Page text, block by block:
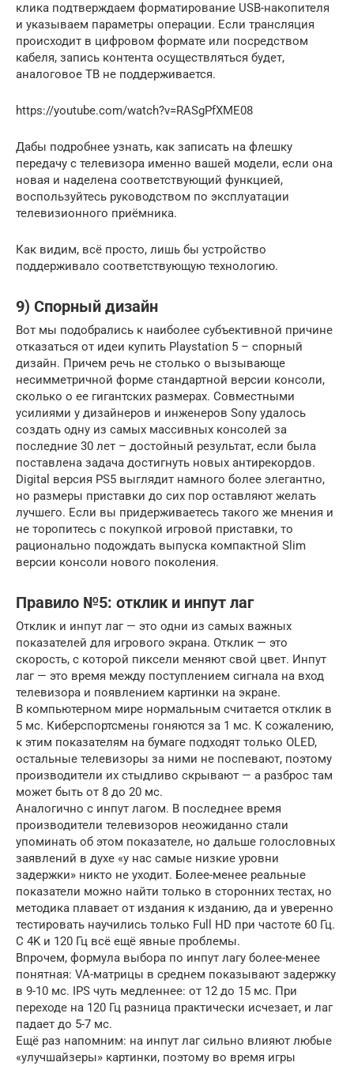
клика подтверждаем форматирование USB-накопителя
и указываем параметры операции. Если трансляция
происходит в цифровом формате или посредством
кабеля, запись контента осуществляться будет,
аналоговое ТВ не поддерживается.
https://youtube.com/watch?v=RASgPfXME08
Дабы подробнее узнать, как записать на флешку
передачу с телевизора именно вашей модели, если она
новая и наделена соответствующий функцией,
воспользуйтесь руководством по эксплуатации
телевизионного приёмника.
Как видим, всё просто, лишь бы устройство
поддерживало соответствующую технологию.
9) Спорный дизайн
Вот мы подобрались к наиболее субъективной причине
отказаться от идеи купить Playstation 5 – спорный
дизайн. Причем речь не столько о вызывающе
несимметричной форме стандартной версии консоли,
сколько о ее гигантских размерах. Совместными
усилиями у дизайнеров и инженеров Sony удалось
создать одну из самых массивных консолей за
последние 30 лет – достойный результат, если была
поставлена задача достигнуть новых антирекордов.
Digital версия PS5 выглядит намного более элегантно,
но размеры приставки до сих пор оставляют желать
лучшего. Если вы придерживаетесь такого же мнения и
не торопитесь с покупкой игровой приставки, то
рационально подождать выпуска компактной Slim
версии консоли нового поколения.
Правило №5: отклик и инпут лаг
Отклик и инпут лаг — это одни из самых важных
показателей для игрового экрана. Отклик — это
скорость, с которой пиксели меняют свой цвет. Инпут
лаг — это время между поступлением сигнала на вход
телевизора и появлением картинки на экране.
В компьютерном мире нормальным считается отклик в
5 мс. Киберспортсмены гоняются за 1 мс. К сожалению,
к этим показателям на бумаге подходят только OLED,
остальные телевизоры за ними не поспевают, поэтому
производители их стыдливо скрывают — а разброс там
может быть от 8 до 20 мс.
Аналогично с инпут лагом. В последнее время
производители телевизоров неожиданно стали
упоминать об этом показателе, но дальше голословных
заявлений в духе «у нас самые низкие уровни
задержки» никто не уходит. Более-менее реальные
показатели можно найти только в сторонних тестах, но
методика плавает от издания к изданию, да и уверенно
тестировать научились только Full HD при частоте 60 Гц.
С 4K и 120 Гц всё ещё явные проблемы.
Впрочем, формула выбора по инпут лагу более-менее
понятная: VA-матрицы в среднем показывают задержку
в 9-10 мс. IPS чуть медленнее: от 12 до 15 мс. При
переходе на 120 Гц разница практически исчезает, и лаг
падает до 5-7 мс.
Ещё раз напомним: на инпут лаг сильно влияют любые
«улучшайзеры» картинки, поэтому во время игры